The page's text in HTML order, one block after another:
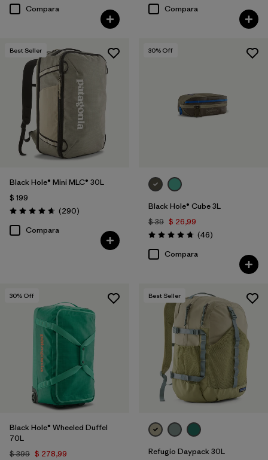
Compara
Compara
Best Seller
Black Hole® Mini MLC® 30L
$ 199
Valoración: 4.7 / 5
(290Comentarios
)
Compara
30% Off
Black Hole® Cube 3L
$ 39 $ 26,99
Valoración: 4.8 / 5
(46Comentarios
)
Compara
30% Off
Black Hole® Wheeled Duffel
70L
$ 399 $ 278,99
Best Seller
Refugio Daypack 30L